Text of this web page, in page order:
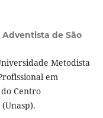
de São
Metodista
em
Centro